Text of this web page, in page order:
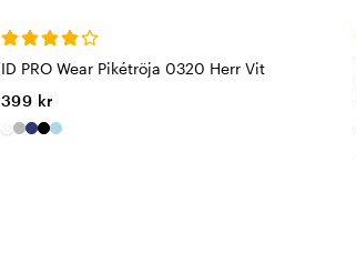
ID PRO Wear Pikétröja 0320 Herr Vit
399 kr